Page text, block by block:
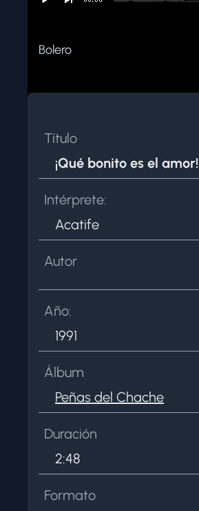
NOSOTROS
CONTACTAR
Bolero
Título
¡Qué bonito es el amor!
Intérprete:
Acatife
Autor
Año:
1991
Álbum
Peñas del Chache
Duración
2:48
Formato